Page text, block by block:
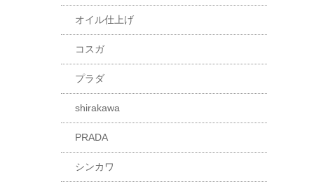
オイル仕上げ
コスガ
プラダ
shirakawa
PRADA
シンカワ